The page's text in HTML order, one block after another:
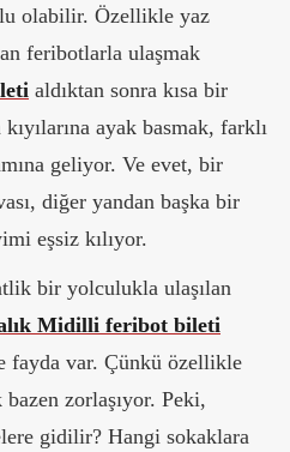
olabilir. Özellikle yaz
feribotlarla ulaşmak
aldıktan sonra kısa bir
ayak basmak, farklı
geliyor. Ve evet, bir
diğer yandan başka bir
eşsiz kılıyor.
bir yolculukla ulaşılan
Midilli feribot bileti
fayda var. Çünkü özellikle
zorlaşıyor. Peki,
gidilir? Hangi sokaklara